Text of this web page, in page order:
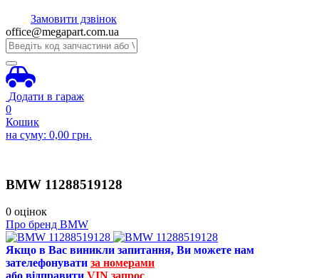
Замовити дзвінок
office@megapart.com.ua
Додати в гараж
0
Кошик
на суму: 0,00 грн.
BMW 11288519128
0 оцінок
Про бренд BMW
Якщо в Вас виникли запитання, Ви можете нам
зателефонувати за номерами